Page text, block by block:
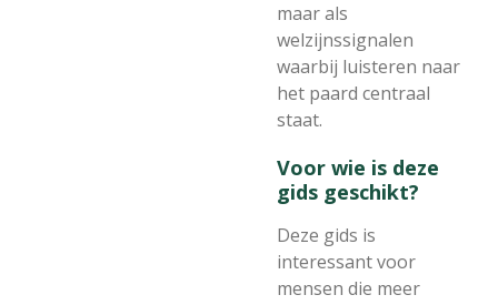
maar als
welzijnssignalen
waarbij luisteren naar
het paard centraal
staat.
Voor wie is deze
gids geschikt?
Deze gids is
interessant voor
mensen die meer